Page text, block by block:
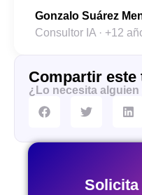
Gonzalo Suárez
Consultor IA · +12
Compartir este
¿Lo necesita